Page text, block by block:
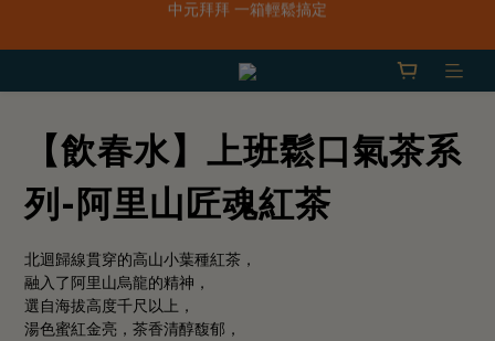
「一抹日嚐禮盒」早鳥限定價 $668，預購只到8/31！
新品上市｜春水鹹香洋蔥風味爆米花
「一抹日嚐禮盒」早鳥限定價 $668，預購只到8/31！
【飲春水】上班鬆口氣茶系
列-阿里山匠魂紅茶
北迴歸線貫穿的高山小葉種紅茶，
融入了阿里山烏龍的精神，
選自海拔高度千尺以上，
湯色蜜紅金亮，茶香清醇馥郁，